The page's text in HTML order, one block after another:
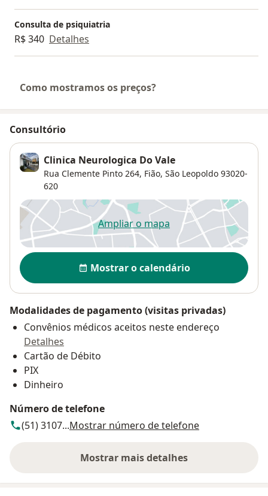
Consulta de psiquiatria
R$ 340 Detalhes
Como mostramos os preços?
Consultório
Clinica Neurologica Do Vale
Rua Clemente Pinto 264, Fião, São Leopoldo 93020-
620
Ampliar o mapaabre num novo separador
Disponibilidade
Mostrar o calendário
Modalidades de pagamento (visitas privadas)
Convênios médicos aceitos neste endereço
Detalhes
Cartão de Débito
PIX
Dinheiro
Número de telefone
(51) 3107...Mostrar número de telefone
Mostrar mais detalhes
sobre o endereço